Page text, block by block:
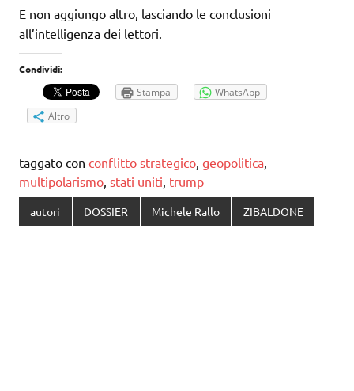
E non aggiungo altro, lasciando le conclusioni
all’intelligenza dei lettori.
Condividi:
Stampa
WhatsApp
Altro
taggato con conflitto strategico, geopolitica,
multipolarismo, stati uniti, trump
autori DOSSIER Michele Rallo ZIBALDONE